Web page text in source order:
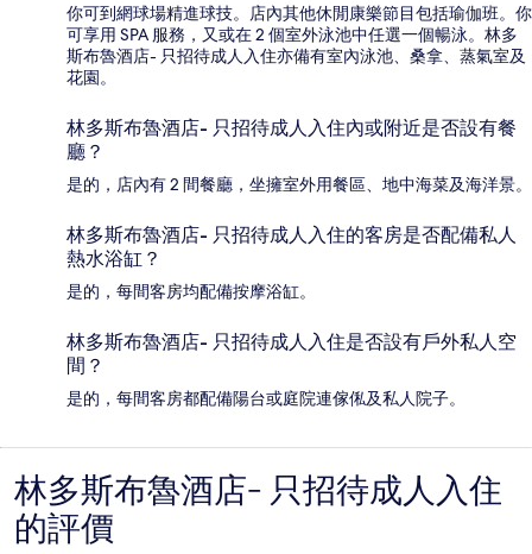
你可到網球場精進球技。店內其他休閒康樂節目包括瑜伽班。你
可享用 SPA 服務，又或在 2 個室外泳池中任選一個暢泳。林多
斯布魯酒店- 只招待成人入住亦備有室內泳池、桑拿、蒸氣室及
花園。
林多斯布魯酒店- 只招待成人入住內或附近是否設有餐
廳？
是的，店內有 2 間餐廳，坐擁室外用餐區、地中海菜及海洋景。
林多斯布魯酒店- 只招待成人入住的客房是否配備私人
熱水浴缸？
是的，每間客房均配備按摩浴缸。
林多斯布魯酒店- 只招待成人入住是否設有戶外私人空
間？
是的，每間客房都配備陽台或庭院連傢俬及私人院子。
評
價
林多斯布魯酒店- 只招待成人入住
的評價